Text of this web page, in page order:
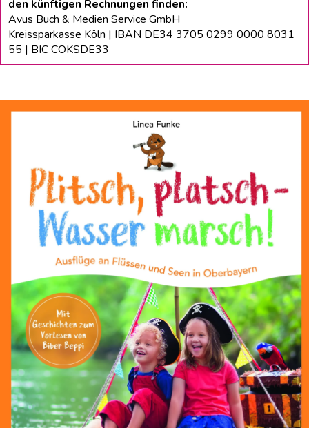
den künftigen Rechnungen finden:
Avus Buch & Medien Service GmbH
Kreissparkasse Köln | IBAN DE34 3705 0299 0000 8031
55 | BIC COKSDE33